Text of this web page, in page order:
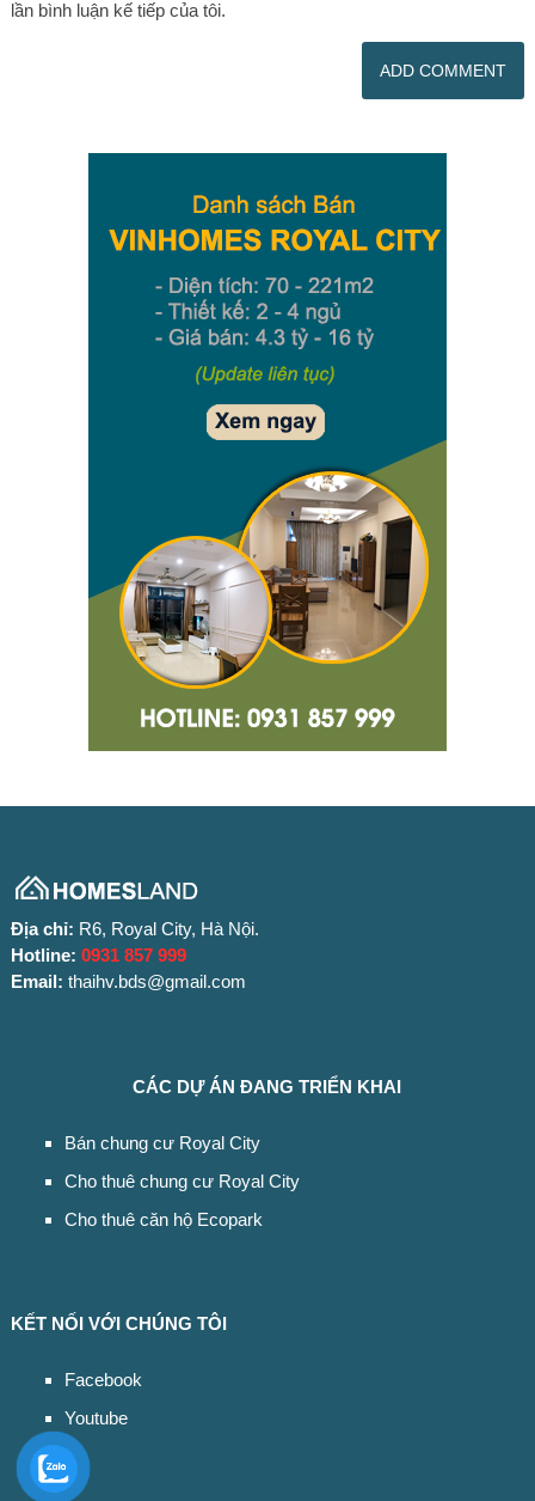
lần bình luận kế tiếp của tôi.
Địa chỉ: R6, Royal City, Hà Nội.
Hotline: 0931 857 999
Email: thaihv.bds@gmail.com
CÁC DỰ ÁN ĐANG TRIỂN KHAI
Bán chung cư Royal City
Cho thuê chung cư Royal City
Cho thuê căn hộ Ecopark
KẾT NỐI VỚI CHÚNG TÔI
Facebook
Youtube